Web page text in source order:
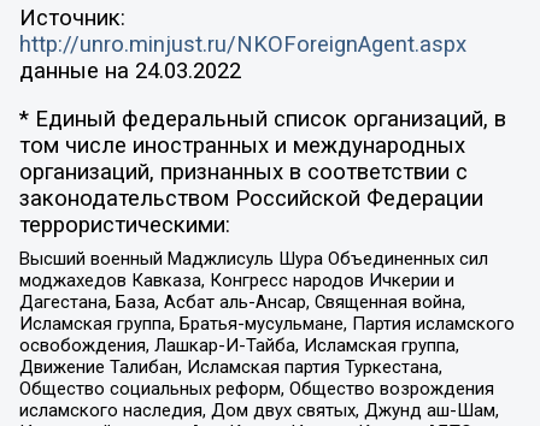
Источник:
http://unro.minjust.ru/NKOForeignAgent.aspx
данные на 24.03.2022
* Единый федеральный список организаций, в
том числе иностранных и международных
организаций, признанных в соответствии с
законодательством Российской Федерации
террористическими:
Высший военный Маджлисуль Шура Объединенных сил
моджахедов Кавказа, Конгресс народов Ичкерии и
Дагестана, База, Асбат аль-Ансар, Священная война,
Исламская группа, Братья-мусульмане, Партия исламского
освобождения, Лашкар-И-Тайба, Исламская группа,
Движение Талибан, Исламская партия Туркестана,
Общество социальных реформ, Общество возрождения
исламского наследия, Дом двух святых, Джунд аш-Шам,